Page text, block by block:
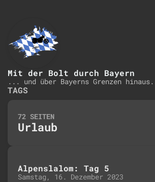
Mit der Bolt durch Bayern
... und über Bayerns Grenzen hinaus.
TAGS
72 SEITEN
Urlaub
Alpenslalom: Tag 5
Samstag, 16. Dezember 2023